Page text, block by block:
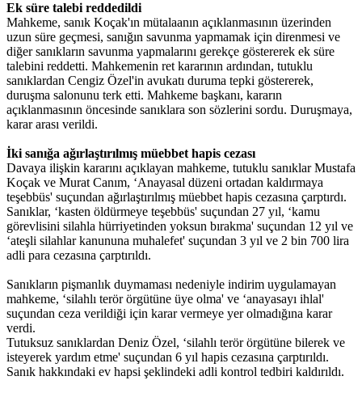
Ek süre talebi reddedildi
Mahkeme, sanık Koçak'ın mütalaanın açıklanmasının üzerinden
uzun süre geçmesi, sanığın savunma yapmamak için direnmesi ve
diğer sanıkların savunma yapmalarını gerekçe göstererek ek süre
talebini reddetti. Mahkemenin ret kararının ardından, tutuklu
sanıklardan Cengiz Özel'in avukatı duruma tepki göstererek,
duruşma salonunu terk etti. Mahkeme başkanı, kararın
açıklanmasının öncesinde sanıklara son sözlerini sordu. Duruşmaya,
karar arası verildi.
İki sanığa ağırlaştırılmış müebbet hapis cezası
Davaya ilişkin kararını açıklayan mahkeme, tutuklu sanıklar Mustafa
Koçak ve Murat Canım, ‘Anayasal düzeni ortadan kaldırmaya
teşebbüs' suçundan ağırlaştırılmış müebbet hapis cezasına çarptırdı.
Sanıklar, ‘kasten öldürmeye teşebbüs' suçundan 27 yıl, ‘kamu
görevlisini silahla hürriyetinden yoksun bırakma' suçundan 12 yıl ve
‘ateşli silahlar kanununa muhalefet' suçundan 3 yıl ve 2 bin 700 lira
adli para cezasına çarptırıldı.
Sanıkların pişmanlık duymaması nedeniyle indirim uygulamayan
mahkeme, ‘silahlı terör örgütüne üye olma' ve ‘anayasayı ihlal'
suçundan ceza verildiği için karar vermeye yer olmadığına karar
verdi.
Tutuksuz sanıklardan Deniz Özel, ‘silahlı terör örgütüne bilerek ve
isteyerek yardım etme' suçundan 6 yıl hapis cezasına çarptırıldı.
Sanık hakkındaki ev hapsi şeklindeki adli kontrol tedbiri kaldırıldı.